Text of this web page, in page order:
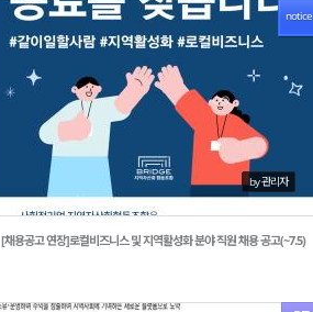
notice
by 관리자
1568
[채용공고 연장]로컬비즈니스 및 지역활성화 분야 직원 채용 공고(~7.5)